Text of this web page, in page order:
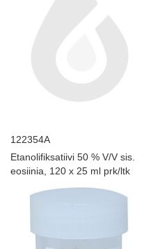
122354A
Etanolifiksatiivi 50 % V/V sis.
eosiinia, 120 x 25 ml prk/ltk